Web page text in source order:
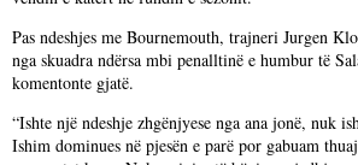
Pas ndeshjes me Bournemouth, trajneri Jurgen
nga skuadra ndërsa mbi penalltinë e humbur të
komentonte gjatë.
“Ishte një ndeshje zhgënjyese nga ana jonë, nuk
Ishim dominues në pjesën e parë por gabuam